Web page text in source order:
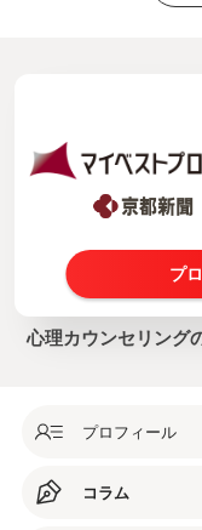
プ
心理カウンセリング
プロフィール
コラム